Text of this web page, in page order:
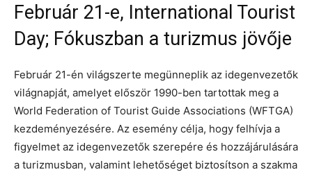
Február 21-e, International Tourist
Day; Fókuszban a turizmus jövője
Február 21-én világszerte megünneplik az idegenvezetők
világnapját, amelyet először 1990-ben tartottak meg a
World Federation of Tourist Guide Associations (WFTGA)
kezdeményezésére. Az esemény célja, hogy felhívja a
figyelmet az idegenvezetők szerepére és hozzájárulására
a turizmusban, valamint lehetőséget biztosítson a szakma